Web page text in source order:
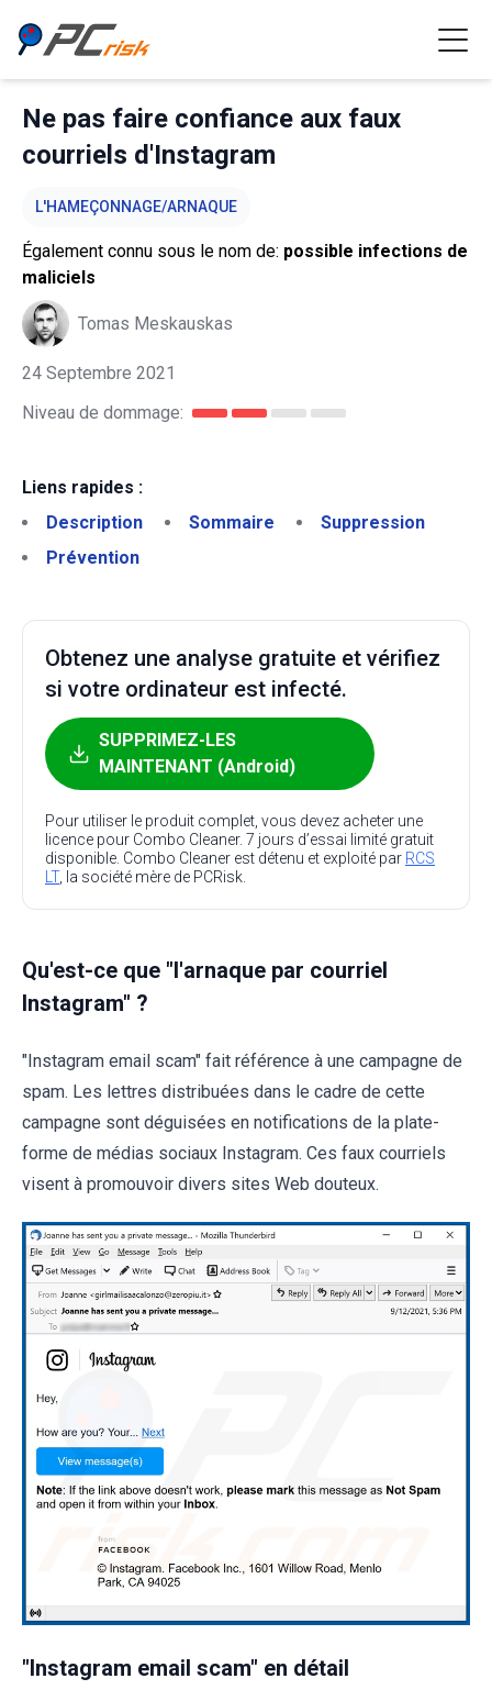
Ne pas faire confiance aux faux
courriels d'Instagram
L'HAMEÇONNAGE/ARNAQUE
Également connu sous le nom de: possible infections de
maliciels
Tomas Meskauskas
24 Septembre 2021
Niveau de dommage:
Liens rapides :
Description
Sommaire
Suppression
Prévention
Obtenez une analyse gratuite et vérifiez
si votre ordinateur est infecté.
SUPPRIMEZ-LES
MAINTENANT (Android)
Pour utiliser le produit complet, vous devez acheter une
licence pour Combo Cleaner. 7 jours d’essai limité gratuit
disponible. Combo Cleaner est détenu et exploité par RCS
LT, la société mère de PCRisk.
Qu'est-ce que "l'arnaque par courriel
Instagram" ?
"Instagram email scam" fait référence à une campagne de
spam. Les lettres distribuées dans le cadre de cette
campagne sont déguisées en notifications de la plate-
forme de médias sociaux Instagram. Ces faux courriels
visent à promouvoir divers sites Web douteux.
"Instagram email scam" en détail